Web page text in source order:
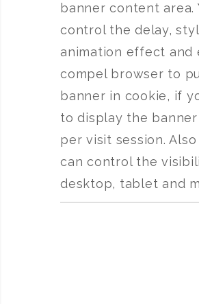
banner content area.
control the delay,
animation effect and
compel browser to
banner in cookie, if
to display the
per visit session.
can control the
desktop, tablet and